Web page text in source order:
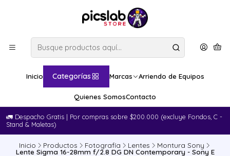
Inicio Categorías Marcas Arriendo de Equipos
Quienes SomosContacto
🚛​ Despacho Gratis | Por compras sobre $200.000 (excluye Fondos, C -
Stand & Maletas)
Inicio Productos Fotografía Lentes Montura Sony
Lente Sigma 16-28mm f/2.8 DG DN Contemporary - Sony E